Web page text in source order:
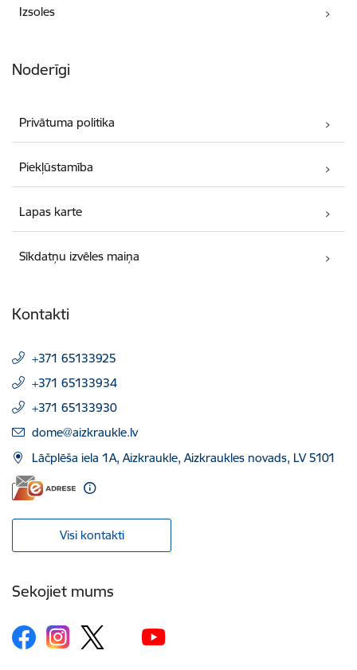
Izsoles
Noderīgi
Privātuma politika
Piekļūstamība
Lapas karte
Sīkdatņu izvēles maiņa
Kontakti
+371 65133925
+371 65133934
+371 65133930
E-pasts:
dome@aizkraukle.lv
Lāčplēša iela 1A, Aizkraukle, Aizkraukles novads, LV 5101
Visi kontakti
Sekojiet mums